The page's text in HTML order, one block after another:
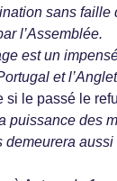
sans
l’Assemblée.
est un
et
le passé le
puissance des